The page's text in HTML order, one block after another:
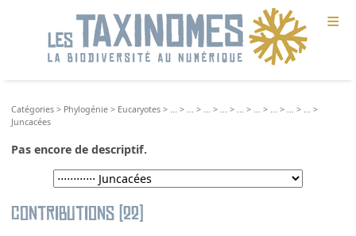
≡
Catégories > Phylogénie > Eucaryotes > > > > > > > > >
>
Juncacées
Pas encore de descriptif.
Contributions (22)